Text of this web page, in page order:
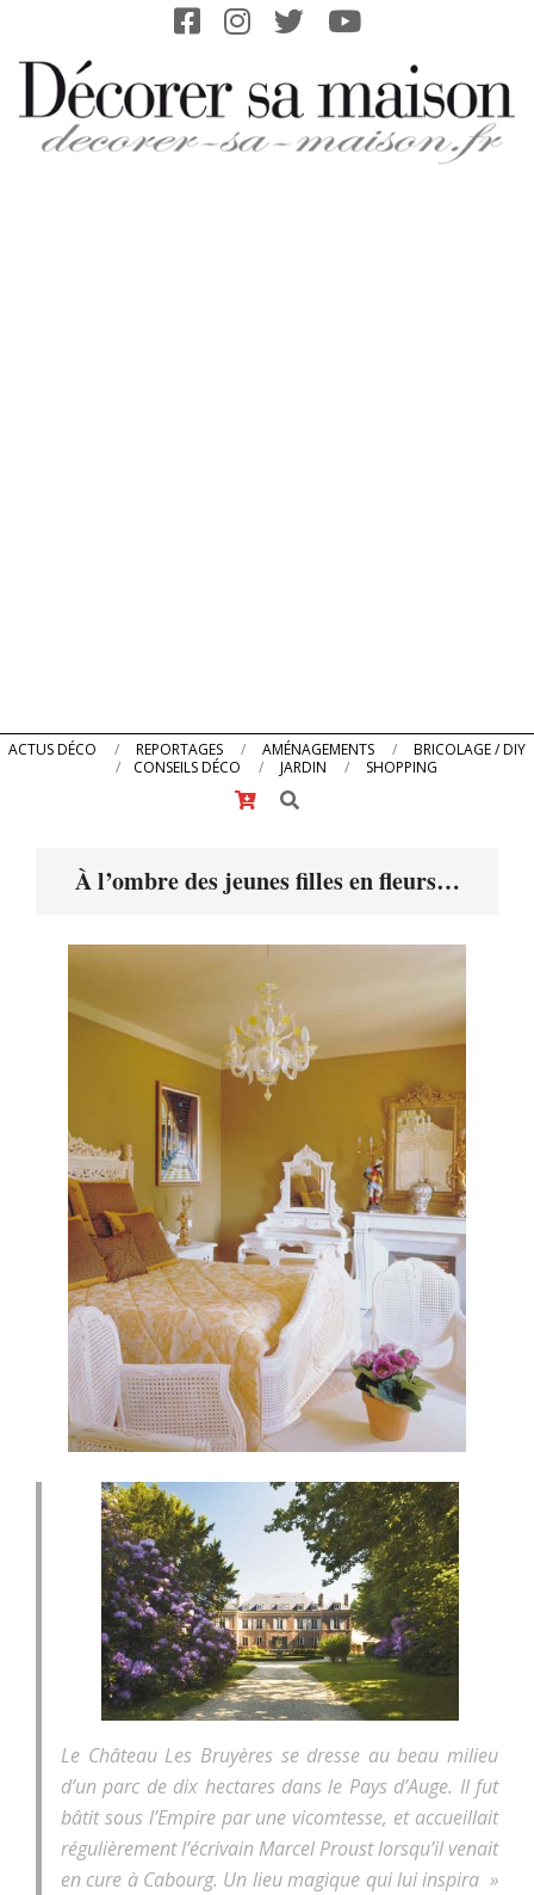
content
Primary
ACTUS DÉCO REPORTAGES AMÉNAGEMENTS
BRICOLAGE / DIY
CONSEILS DÉCO
JARDIN
SHOPPING
Search
À l’ombre des jeunes filles en fleurs…
Le Château Les Bruyères se dresse au beau milieu
d’un parc de dix hectares dans le Pays d’Auge. Il fut
bâtit sous l’Empire par une vicomtesse, et accueillait
régulièrement l’écrivain Marcel Proust lorsqu’il venait
en cure à Cabourg. Un lieu magique qui lui inspira »